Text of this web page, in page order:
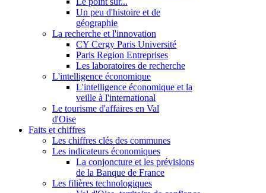
Un peu d'histoire et de
géographie
La recherche et l'innovation
CY Cergy Paris Université
Paris Region Entreprises
Les laboratoires de recherche
L'intelligence économique
L'intelligence économique et la
veille à l'international
Le tourisme d'affaires en Val
d'Oise
Faits et chiffres
Les chiffres clés des communes
Les indicateurs économiques
La conjoncture et les prévisions
de la Banque de France
Les filières technologiques